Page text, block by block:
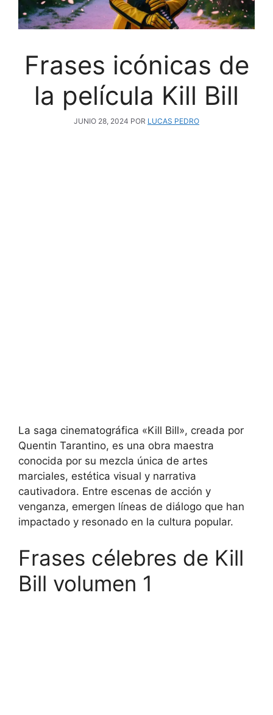
Frases icónicas de
la película Kill Bill
JUNIO 28, 2024 POR LUCAS PEDRO
La saga cinematográfica «Kill Bill», creada por
Quentin Tarantino, es una obra maestra
conocida por su mezcla única de artes
marciales, estética visual y narrativa
cautivadora. Entre escenas de acción y
venganza, emergen líneas de diálogo que han
impactado y resonado en la cultura popular.
Frases célebres de Kill
Bill volumen 1